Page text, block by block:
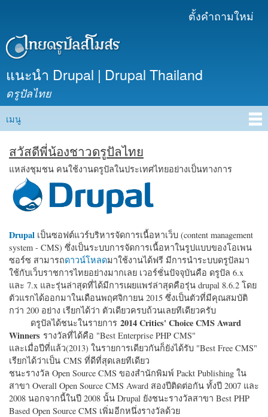
เนื้อหา
ตั้งคำถามใหม่
แนะนำ Drupal | Drupal Thailand
ดรูปัลไทย
Main menu
เมนู
สวัสดีพี่น้องชาวดรูปัลไทย
แหล่งชุมชน คนใช้งานดรูปัลในประเทศไทยอย่างเป็นทางการ
Drupal เป็นซอฟต์แวร์บริหารจัดการเนื้อหาเว็บ (content management
system - CMS) ซึ่งเป็นระบบการจัดการเนื้อหาในรูปแบบของโอเพน
ซอร์ซ สามารถดาวน์โหลดมาใช้งานได้ฟรี มีการนำระบบดรูปัลมา
ใช้กับเว็บราชการไทยอย่างมากเลย เวอร์ชั่นปัจจุบันคือ ดรูปัล 6.x
และ 7.x และรุ่นล่าสุดที่ได้มีการเผยแพร่ล่าสุดคือรุ่น drupal 8.6.2 โดย
ตัวแรกได้ออกมาในเดือนพฤศจิกายน 2015 ซึ่งเป็นตัวที่มีคุณสมบัติ
กว่า 200 อย่าง เรียกได้ว่า ตัวเดียวครบถ้วนเลยทีเดียวครับ
ดรูปัลได้ชนะในรายการ 2014 Critics' Choice CMS Award
Winners รางวัลที่ได้คือ "Best Enterprise PHP CMS"
และเมื่อปีที่แล้ว(2013) ในรายการเดียวกันก็ยังได้รับ "Best Free CMS"
เรียกได้ว่าเป็น CMS ที่ดีที่สุดเลยทีเดียว
ชนะรางวัล Open Source CMS ของสำนักพิมพ์ Packt Publishing ใน
สาขา Overall Open Source CMS Award สองปีติดต่อกัน ทั้งปี 2007 และ
2008 นอกจากนี้ในปี 2008 นั้น Drupal ยังชนะรางวัลสาขา Best PHP
Based Open Source CMS เพิ่มอีกหนึ่งรางวัลด้วย